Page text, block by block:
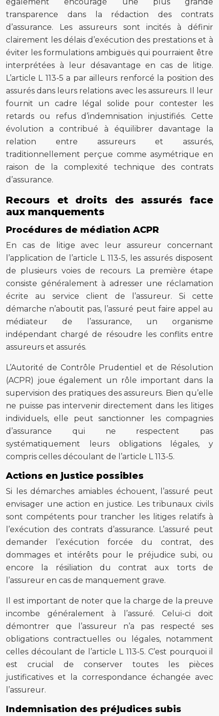
transparence dans la rédaction des contrats
d’assurance. Les assureurs sont incités à définir
clairement les délais d’exécution des prestations et à
éviter les formulations ambiguës qui pourraient être
interprétées à leur désavantage en cas de litige.
L’article L 113-5 a par ailleurs renforcé la position des
assurés dans leurs relations avec les assureurs. Il leur
fournit un cadre légal solide pour contester les
retards ou refus d’indemnisation injustifiés. Cette
évolution a contribué à équilibrer davantage la
relation entre assureurs et assurés,
traditionnellement perçue comme asymétrique en
raison de la complexité technique des contrats
d’assurance.
Recours et droits des assurés face
aux manquements
Procédures de médiation ACPR
En cas de litige avec leur assureur concernant
l’application de l’article L 113-5, les assurés disposent
de plusieurs voies de recours. La première étape
consiste généralement à adresser une réclamation
écrite au service client de l’assureur. Si cette
démarche n’aboutit pas, l’assuré peut faire appel au
médiateur de l’assurance, un organisme
indépendant chargé de résoudre les conflits entre
assureurs et assurés.
L’Autorité de Contrôle Prudentiel et de Résolution
(ACPR) joue également un rôle important dans la
supervision des pratiques des assureurs. Bien qu’elle
ne puisse pas intervenir directement dans les litiges
individuels, elle peut sanctionner les compagnies
d’assurance qui ne respectent pas
systématiquement leurs obligations légales, y
compris celles découlant de l’article L 113-5.
Actions en justice possibles
Si les démarches amiables échouent, l’assuré peut
envisager une action en justice. Les tribunaux civils
sont compétents pour trancher les litiges relatifs à
l’exécution des contrats d’assurance. L’assuré peut
demander l’exécution forcée du contrat, des
dommages et intérêts pour le préjudice subi, ou
encore la résiliation du contrat aux torts de
l’assureur en cas de manquement grave.
Il est important de noter que la charge de la preuve
incombe généralement à l’assuré. Celui-ci doit
démontrer que l’assureur n’a pas respecté ses
obligations contractuelles ou légales, notamment
celles découlant de l’article L 113-5. C’est pourquoi il
est crucial de conserver toutes les pièces
justificatives et la correspondance échangée avec
l’assureur.
Indemnisation des préjudices subis